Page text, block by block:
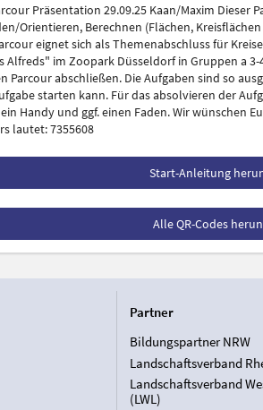
Präsentation 29.09.25 Kaan/Maxim Dieser
Orientieren, Berechnen (Flächen,
eignet sich als Themenabschluss für
Alfreds" im Zoopark Düsseldorf in Gruppen a
Parcour abschließen. Die Aufgaben sind so
starten kann. Für das absolvieren der
Handy und ggf. einen Faden. Wir wünschen
lautet: 7355608
Start-Anleitung
Alle QR-Codes
Partner
Bildungspartner NRW
Landschaftsverband
Landschaftsverband
(LWL)